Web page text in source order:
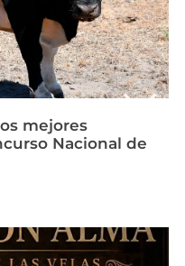
mejores
Nacional de